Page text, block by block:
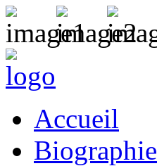
Accueil
Biographie